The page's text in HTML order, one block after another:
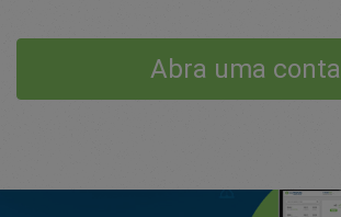
Abra uma conta